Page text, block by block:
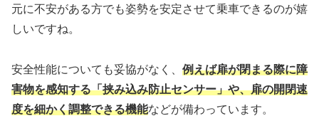
元に不安がある方でも姿勢を安定させて乗車できるのが嬉
しいですね。
安全性能についても妥協がなく、 例えば扉が閉まる際に障
害物を感知する「挟み込み防止センサー」や、扉の開閉速
度を細かく調整できる機能などが備わっています。